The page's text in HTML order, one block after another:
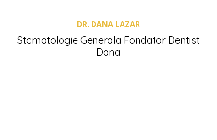
DR. DANA LAZAR
Stomatologie Generala Fondator Dentist
Dana